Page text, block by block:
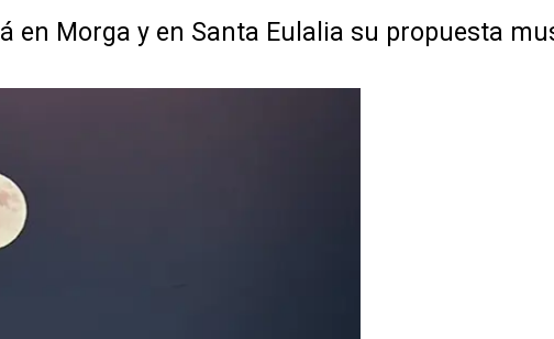
en Morga y en Santa Eulalia su propuesta